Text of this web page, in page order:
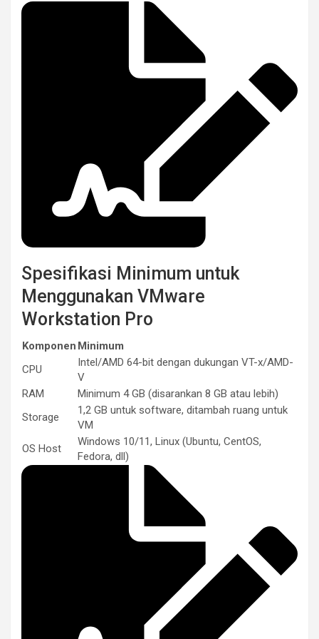
Spesifikasi Minimum untuk
Menggunakan VMware
Workstation Pro
Komponen Minimum
CPU
Intel/AMD 64-bit dengan dukungan VT-x/AMD-
V
RAM
Minimum 4 GB (disarankan 8 GB atau lebih)
Storage
1,2 GB untuk software, ditambah ruang untuk
VM
OS Host
Windows 10/11, Linux (Ubuntu, CentOS,
Fedora, dll)